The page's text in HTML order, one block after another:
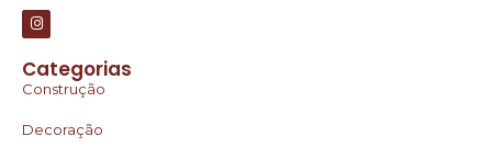
Categorias
Construção
Decoração